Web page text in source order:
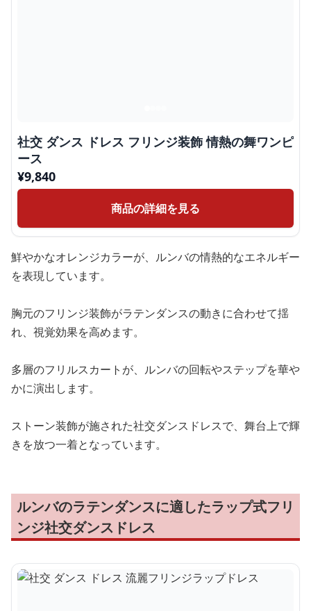
社交 ダンス ドレス フリンジ装飾 情熱の舞ワンピ
ース
¥9,840
商品の詳細を見る
鮮やかなオレンジカラーが、ルンバの情熱的なエネルギー
を表現しています。
胸元のフリンジ装飾がラテンダンスの動きに合わせて揺
れ、視覚効果を高めます。
多層のフリルスカートが、ルンバの回転やステップを華や
かに演出します。
ストーン装飾が施された社交ダンスドレスで、舞台上で輝
きを放つ一着となっています。
ルンバのラテンダンスに適したラップ式フリ
ンジ社交ダンスドレス